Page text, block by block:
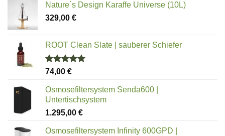
Nature´s Design Karaffe Universe (10L)
329,00 €
ROOT Clean Slate | sauberer Schiefer
Bewertet
von 5
74,00 €
Osmosefiltersystem Senda600 |
Untertischsystem
1.295,00 €
Osmosefiltersystem Infinity 600GPD |